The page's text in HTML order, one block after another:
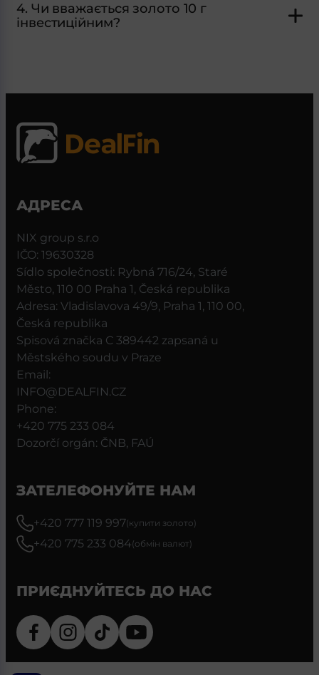
4. Чи вважається золото 10 г
інвестиційним?
АДРЕСА
NIX group s.r.o
IČO: 19630328
Sídlo společnosti: Rybná 716/24, Staré
Město, 110 00 Praha 1, Česká republika
Adresa: Vladislavova 49/9, Praha 1, 110 00,
Česká republika
Spisová značka C 389442 zapsaná u
Městského soudu v Praze
Email:
INFO@DEALFIN.CZ
Phone:
+420 775 233 084
Dozorčí orgán: ČNB, FAÚ
ЗАТЕЛЕФОНУЙТЕ НАМ
+420 777 119 997(купити золото)
+420 775 233 084(обмін валют)
ПРИЄДНУЙТЕСЬ ДО НАС